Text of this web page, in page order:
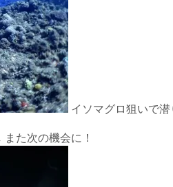
イソマグロ狙いで
た次の機会に！